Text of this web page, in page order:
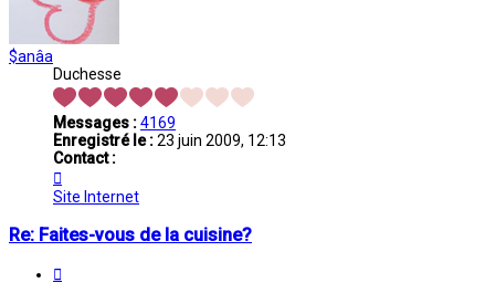
$anâa
Duchesse
Messages :4169
Enregistré le :23 juin 2009, 12:13
Contact :
$anâa
Site Internet
Re: Faites-vous de la cuisine?